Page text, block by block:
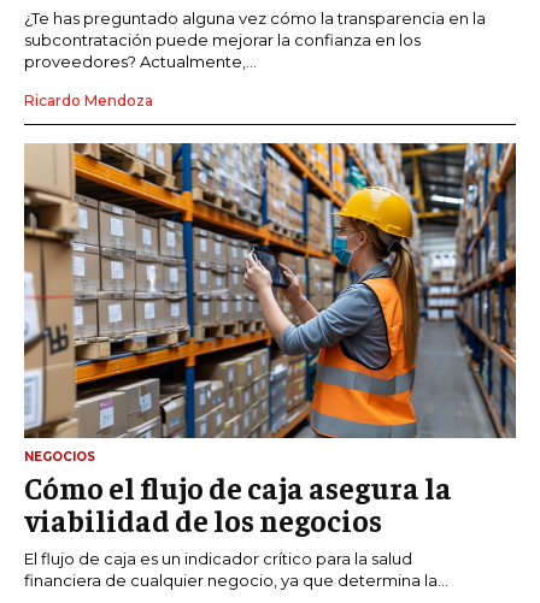
¿Te has preguntado alguna vez cómo la transparencia en la
subcontratación puede mejorar la confianza en los
proveedores? Actualmente,...
Ricardo Mendoza
NEGOCIOS
Cómo el flujo de caja asegura la
viabilidad de los negocios
El flujo de caja es un indicador crítico para la salud
financiera de cualquier negocio, ya que determina la...